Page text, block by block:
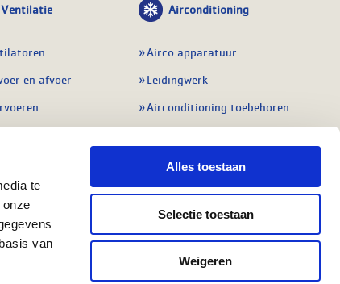
te
van
Alles toestaan
Selectie toestaan
Weigeren
Ventilatie
en afvoer
Airconditioning
Airco apparatuur
Leidingwerk
Airconditioning toebehoren
Regelapparatuur
Alle koeling